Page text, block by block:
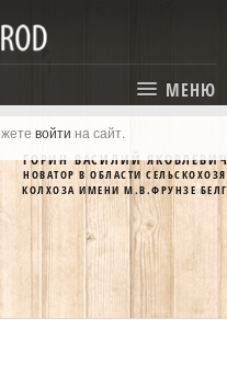
МЕНЮ
войти на сайт.
ГОРИН ВАСИЛИЙ
НОВАТОР В ОБЛАСТИ
КОЛХОЗА ИМЕНИ М.В.ФРУНЗЕ